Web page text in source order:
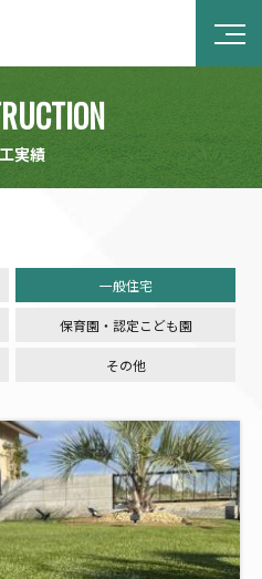
実績
一般住宅
保育園・認定こども園
その他